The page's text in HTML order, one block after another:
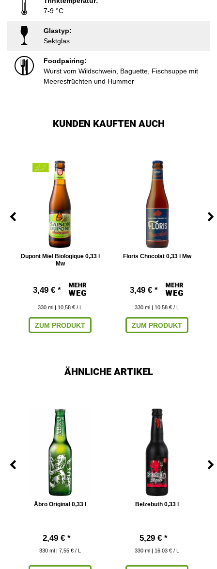
7-9 °C
Glastyp:
Sektglas
Foodpairing:
Wurst vom Wildschwein, Baguette, Fischsuppe mit
Meeresfrüchten und Hummer
KUNDEN KAUFTEN AUCH
Dupont Miel Biologique 0,33 l
Mw
3,49 € *
330 ml | 10,58 € / L
ZUM PRODUKT
Floris Chocolat 0,33 l Mw
3,49 € *
330 ml | 10,58 € / L
ZUM PRODUKT
ÄHNLICHE ARTIKEL
Åbro Original 0,33 l
2,49 € *
330 ml | 7,55 € / L
Belzebuth 0,33 l
5,29 € *
330 ml | 16,03 € / L